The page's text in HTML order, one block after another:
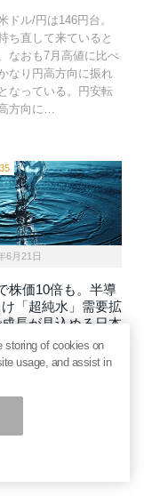
ドル/円は146円台。
ち直して来ていると
なおも7月高値に比べ
なり円高方向に振れ
なっている。円安転
方向に…
35
6月21日
株価10倍も。半導
「超純水」需要拡
長が見込める日本
社とは＝田嶋智太
造（TSMC）の先端
storing of cookies on
usage, and assist in